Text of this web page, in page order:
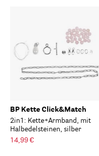
BP Kette Click&Match
2in1: Kette+Armband, mit
Halbedelsteinen, silber
14,99 €